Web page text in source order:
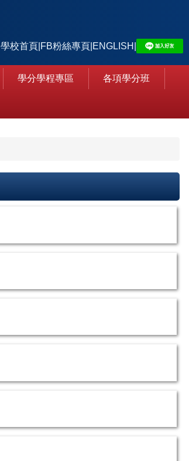
學校首頁 FB粉絲專頁 ENGLISH
學分學程專區 各項學分班